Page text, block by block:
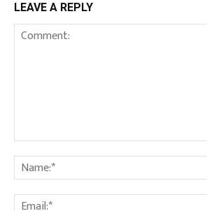
LEAVE A REPLY